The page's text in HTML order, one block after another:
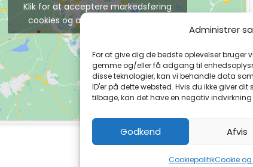
Administrer
For at give dig de bedste oplevelser bruger
gemme og/eller få adgang til
disse teknologier, kan vi behandle data
ID'er på dette websted. Hvis du ikke giver
tilbage, kan det have en negativ
Godkend Afvis
CookiepolitikCookie
Klik for at acceptere markedsføring
cookies og aktivere dette indhold